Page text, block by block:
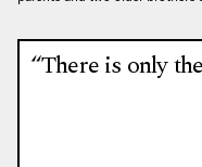
“There is only